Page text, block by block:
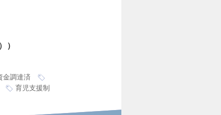
金調達済
育児支援制